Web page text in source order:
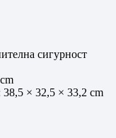
сигурност
× 32,5 × 33,2 cm